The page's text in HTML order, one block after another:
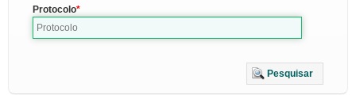
Protocolo
Pesquisar